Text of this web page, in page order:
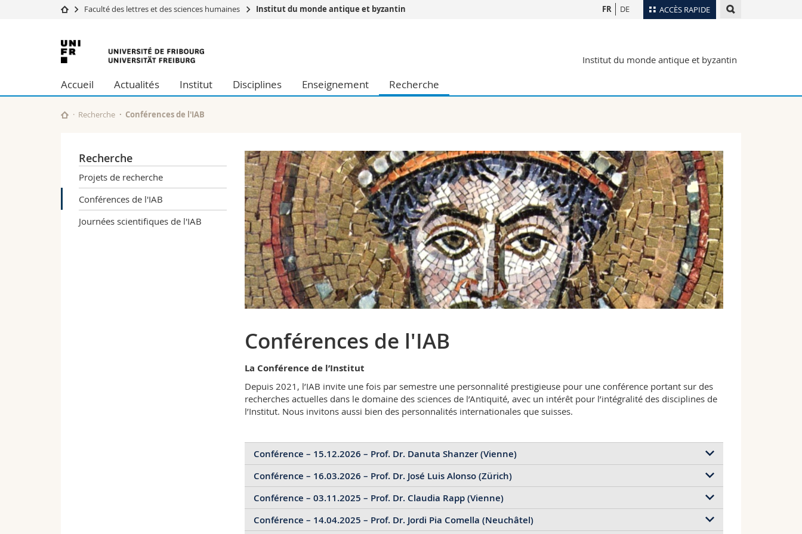
ACCÈS RAPIDE
Université
Recherche
Université
Formation continue
Sciences économiques et sociales et management
Lettres et sciences humaines
Chercheurs
Plan d'accès
Webmail
FR DE
Faculté des lettres et des sciences humaines Institut du monde antique et byzantin
Université
de
Fribourg
Institut du monde antique et byzantin
Accueil Actualités Institut Disciplines Enseignement Recherche
Recherche Conférences de l'IAB
Recherche
Projets de recherche
Conférences de l'IAB
Journées scientifiques de l'IAB
Conférences de l'IAB
La Conférence de l’Institut
Depuis 2021, l’IAB invite une fois par semestre une personnalité prestigieuse pour une conférence portant sur des
recherches actuelles dans le domaine des sciences de l’Antiquité, avec un intérêt pour l’intégralité des disciplines de
l’Institut. Nous invitons aussi bien des personnalités internationales que suisses.
Conférence – 15.12.2026 – Prof. Dr. Danuta Shanzer (Vienne)
Des informations prochainement.
Conférence – 16.03.2026 – Prof. Dr. José Luis Alonso (Zürich)
Affiche(Weibliche Autonomie, kulturelle Vielfalt und römische Herrschaft: Die Bittschrift der Dionysia)
Conférence – 03.11.2025 – Prof. Dr. Claudia Rapp (Vienne)
Affiche(Greek in the Tower of Babel: Language Uses and Translation Practices in Late Antiquity and Byzantium)
Conférence – 14.04.2025 – Prof. Dr. Jordi Pia Comella (Neuchâtel)